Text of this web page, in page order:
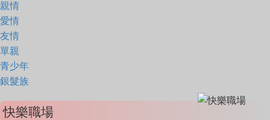
親情
愛情
友情
單親
青少年
銀髮族
快樂職場